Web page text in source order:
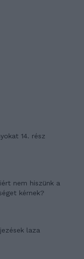
14. rész
nem hiszünk a
kérnek?
laza